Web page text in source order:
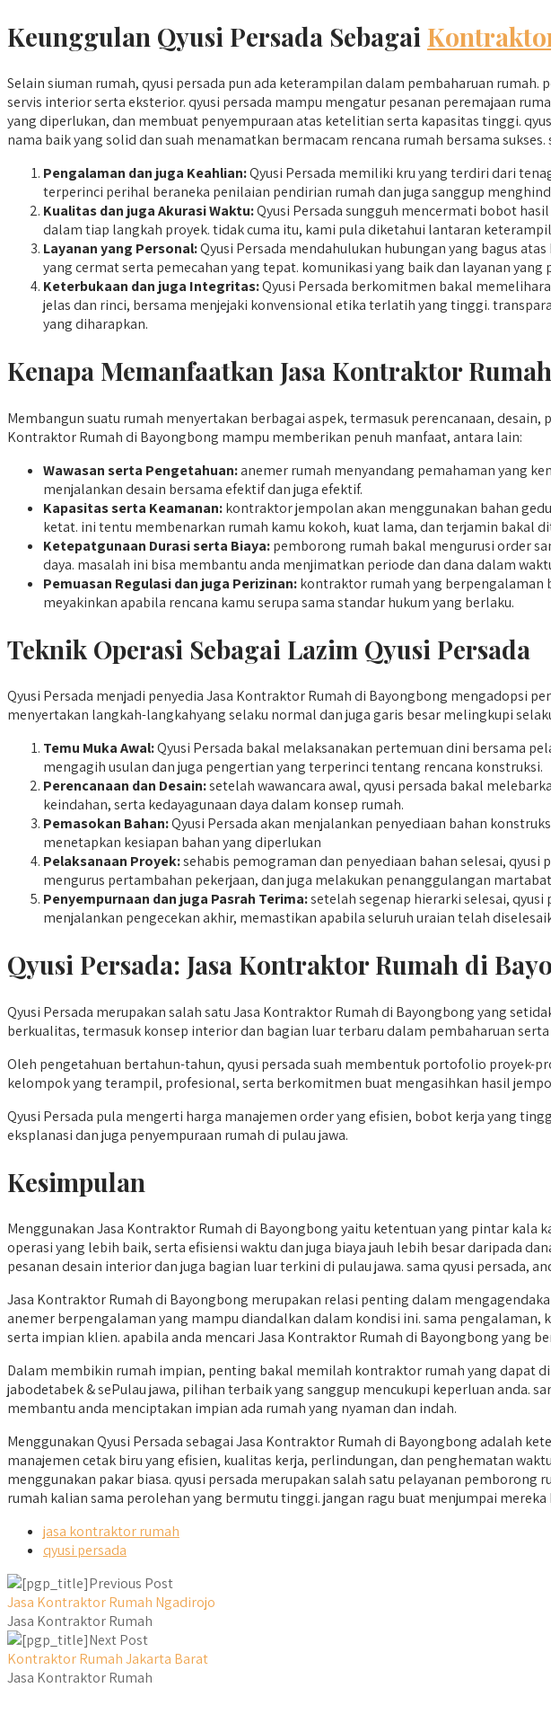
Keunggulan Qyusi Persada Sebagai
Selain siuman rumah, qyusi persada pun ada keterampilan dalam pembaharuan
servis interior serta eksterior. qyusi persada mampu mengatur pesanan peremajaan
yang diperlukan, dan membuat penyempuraan atas ketelitian serta kapasitas tinggi.
nama baik yang solid dan suah menamatkan bermacam rencana rumah bersama
Pengalaman dan juga Keahlian:Qyusi Persada memiliki kru yang terdiri dari
terperinci perihal beraneka penilaian pendirian rumah dan juga sanggup
Kualitas dan juga Akurasi Waktu:Qyusi Persada sungguh mencermati bobot
dalam tiap langkah proyek. tidak cuma itu, kami pula diketahui lantaran
Layanan yang Personal:Qyusi Persada mendahulukan hubungan yang bagus
yang cermat serta pemecahan yang tepat. komunikasi yang baik dan layanan
Keterbukaan dan juga Integritas:Qyusi Persada berkomitmen bakal
jelas dan rinci, bersama menjejaki konvensional etika terlatih yang tinggi.
yang diharapkan.
Kenapa Memanfaatkan Jasa Kontraktor
Membangun suatu rumah menyertakan berbagai aspek, termasuk perencanaan,
Kontraktor Rumah di Bayongbong mampu memberikan penuh manfaat, antara lain:
Wawasan serta Pengetahuan:anemer rumah menyandang pemahaman yang
menjalankan desain bersama efektif dan juga efektif.
Kapasitas serta Keamanan:kontraktor jempolan akan menggunakan bahan
ketat. ini tentu membenarkan rumah kamu kokoh, kuat lama, dan terjamin bakal
Ketepatgunaan Durasi serta Biaya:pemborong rumah bakal mengurusi order
daya. masalah ini bisa membantu anda menjimatkan periode dan dana dalam
Pemuasan Regulasi dan juga Perizinan:kontraktor rumah yang berpengalaman
meyakinkan apabila rencana kamu serupa sama standar hukum yang berlaku.
Teknik Operasi Sebagai Lazim Qyusi Persada
Qyusi Persada menjadi penyedia Jasa Kontraktor Rumah di Bayongbong mengadopsi
menyertakan langkah-langkahyang selaku normal dan juga garis besar melingkupi
Temu Muka Awal:Qyusi Persada bakal melaksanakan pertemuan dini bersama
mengagih usulan dan juga pengertian yang terperinci tentang rencana konstruksi.
Perencanaan dan Desain:setelah wawancara awal, qyusi persada bakal
keindahan, serta kedayagunaan daya dalam konsep rumah.
Pemasokan Bahan:Qyusi Persada akan menjalankan penyediaan bahan
menetapkan kesiapan bahan yang diperlukan
Pelaksanaan Proyek:sehabis pemograman dan penyediaan bahan selesai,
mengurus pertambahan pekerjaan, dan juga melakukan penanggulangan
Penyempurnaan dan juga Pasrah Terima:setelah segenap hierarki selesai,
menjalankan pengecekan akhir, memastikan apabila seluruh uraian telah
Qyusi Persada: Jasa Kontraktor Rumah di
Qyusi Persada merupakan salah satu Jasa Kontraktor Rumah di Bayongbong yang
berkualitas, termasuk konsep interior dan bagian luar terbaru dalam pembaharuan
Oleh pengetahuan bertahun-tahun, qyusi persada suah membentuk portofolio proyek-
kelompok yang terampil, profesional, serta berkomitmen buat mengasihkan hasil
Qyusi Persada pula mengerti harga manajemen order yang efisien, bobot kerja yang
eksplanasi dan juga penyempuraan rumah di pulau jawa.
Kesimpulan
Menggunakan Jasa Kontraktor Rumah di Bayongbong yaitu ketentuan yang pintar
operasi yang lebih baik, serta efisiensi waktu dan juga biaya jauh lebih besar daripada
pesanan desain interior dan juga bagian luar terkini di pulau jawa. sama qyusi persada,
Jasa Kontraktor Rumah di Bayongbong merupakan relasi penting dalam
anemer berpengalaman yang mampu diandalkan dalam kondisi ini. sama
serta impian klien. apabila anda mencari Jasa Kontraktor Rumah di Bayongbong yang
Dalam membikin rumah impian, penting bakal memilah kontraktor rumah yang dapat
jabodetabek & sePulau jawa, pilihan terbaik yang sanggup mencukupi keperluan anda.
membantu anda menciptakan impian ada rumah yang nyaman dan indah.
Menggunakan Qyusi Persada sebagai Jasa Kontraktor Rumah di Bayongbong adalah
manajemen cetak biru yang efisien, kualitas kerja, perlindungan, dan penghematan
menggunakan pakar biasa. qyusi persada merupakan salah satu pelayanan
rumah kalian sama perolehan yang bermutu tinggi. jangan ragu buat menjumpai
jasa kontraktor rumah
qyusi persada
Previous Post
Jasa Kontraktor Rumah Ngadirojo
Jasa Kontraktor Rumah
Next Post
Kontraktor Rumah Jakarta Barat
Jasa Kontraktor Rumah